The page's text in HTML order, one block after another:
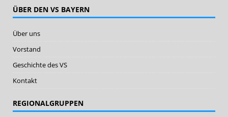
ÜBER DEN VS BAYERN
Über uns
Vorstand
Geschichte des VS
Kontakt
REGIONALGRUPPEN